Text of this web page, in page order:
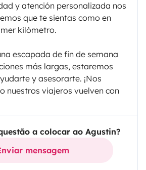
y atención personalizada nos
que te sientas como en
kilómetro.
escapada de fin de semana
más largas, estaremos
y asesorarte. ¡Nos
nuestros viajeros vuelven con
a colocar ao Agustin?
mensagem